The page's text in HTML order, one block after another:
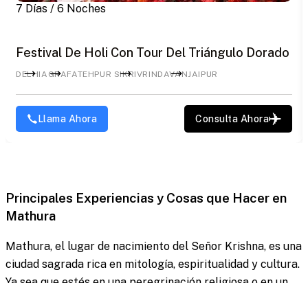
7 Días / 6 Noches
Festival De Holi Con Tour Del Triángulo Dorado
DELHIAGRAFATEHPUR SIKRIVRINDAVANJAIPUR
Llama Ahora Consulta Ahora
Principales Experiencias y Cosas que Hacer en
Mathura
Mathura, el lugar de nacimiento del Señor Krishna, es una
ciudad sagrada rica en mitología, espiritualidad y cultura.